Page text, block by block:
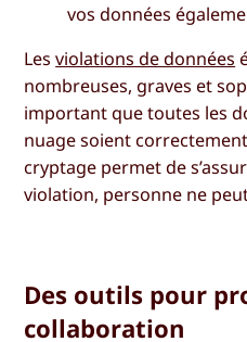
vos données
Lesviolations de données
nombreuses, graves et
important que toutes les
nuage soient
cryptage permet de
violation, personne ne
Des outils pour
collaboration